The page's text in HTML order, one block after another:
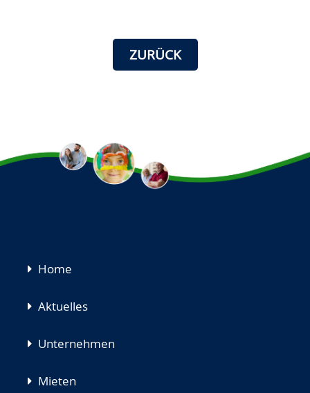
ZURÜCK
Navigation
Home
Aktuelles
Unternehmen
Mieten